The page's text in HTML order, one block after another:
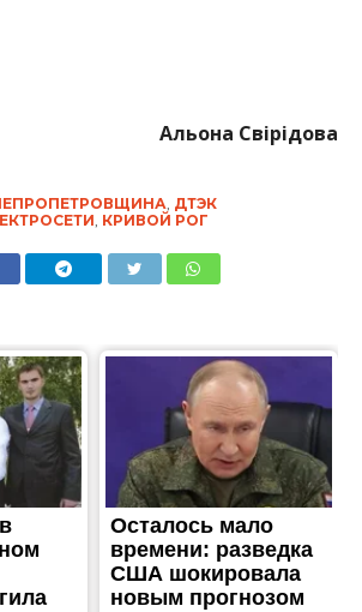
Альона Свірідова
ДТЭК
КРИВОЙ РОГ